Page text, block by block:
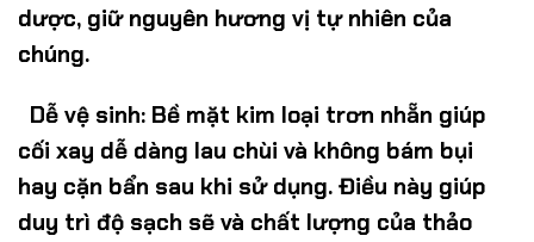
dược, giữ nguyên hương vị tự nhiên của
chúng.
Dễ vệ sinh: Bề mặt kim loại trơn nhẵn giúp
cối xay dễ dàng lau chùi và không bám bụi
hay cặn bẩn sau khi sử dụng. Điều này giúp
duy trì độ sạch sẽ và chất lượng của thảo